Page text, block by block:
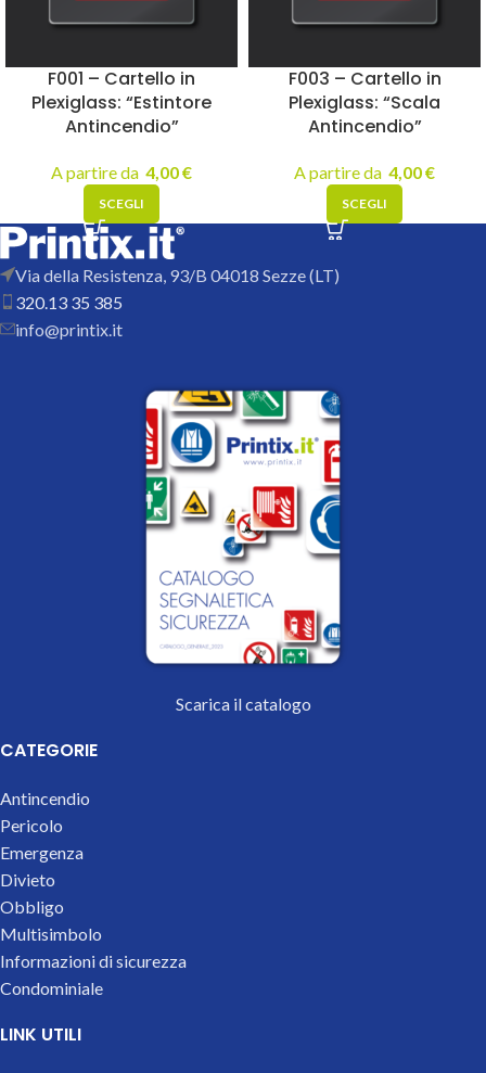
F001 – Cartello in
Plexiglass: “Estintore
Antincendio”
A partire da 4,00€
SCEGLI
F003 – Cartello in
Plexiglass: “Scala
Antincendio”
A partire da 4,00€
SCEGLI
Via della Resistenza, 93/B 04018 Sezze (LT)
320.13 35 385
info@printix.it
Scarica il catalogo
CATEGORIE
Antincendio
Pericolo
Emergenza
Divieto
Obbligo
Multisimbolo
Informazioni di sicurezza
Condominiale
LINK UTILI